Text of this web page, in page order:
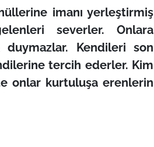
imanı yerleştirmiş
severler. Onlara
duymazlar. Kendileri son
tercih ederler. Kim
onlar kurtuluşa erenlerin